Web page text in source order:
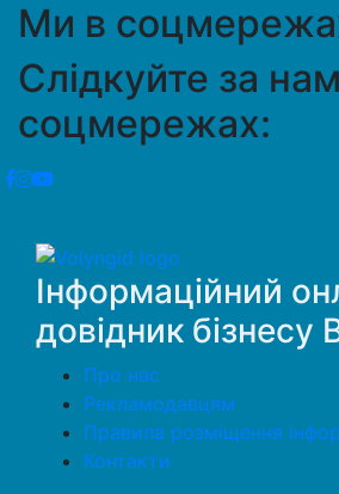
Ми в
Слідкуйте за
соцмережах:
Інформаційний
довідник бізнесу
Про нас
Рекламодавцям
Правила розміщення
Контакти